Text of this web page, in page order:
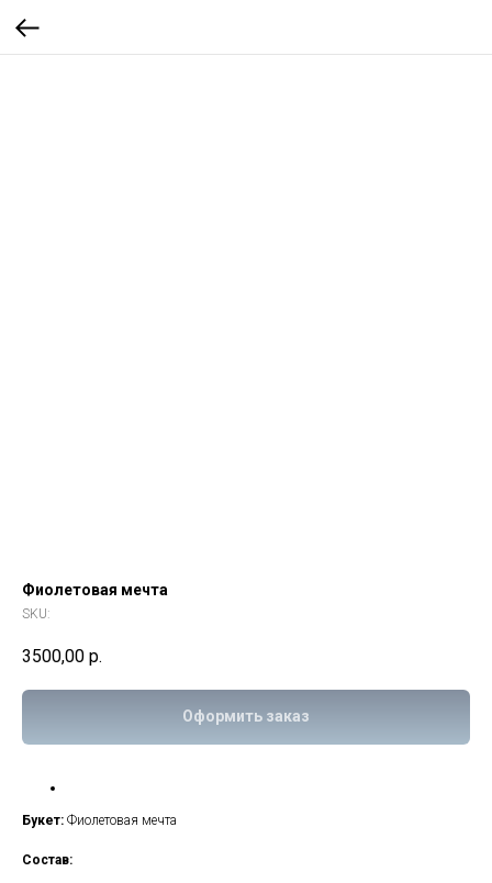
Фиолетовая мечта
SKU:
3500,00 р.
Оформить заказ
Букет: Фиолетовая мечта
Сocтaв: